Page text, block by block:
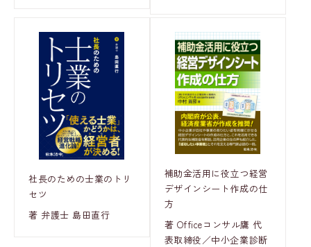
社長のための士業のトリ
セツ
著 弁護士 島田直行
補助金活用に役立つ経営
デザインシート作成の仕
方
著 Officeコンサル鷹 代
表取締役／中小企業診断